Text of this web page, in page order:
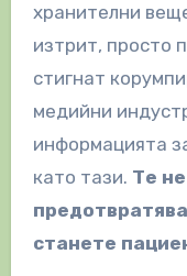
хранителни
изтрит, просто
стигнат
медийни
информацията
като тази. Те
станете